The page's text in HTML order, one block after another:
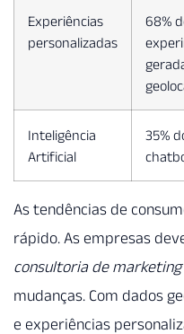
Experiências
personalizadas
68%
Inteligência
Artificial
35%
As tendências de
rápido. As empresas
consultoria de marketing
mudanças. Com dados
e experiências